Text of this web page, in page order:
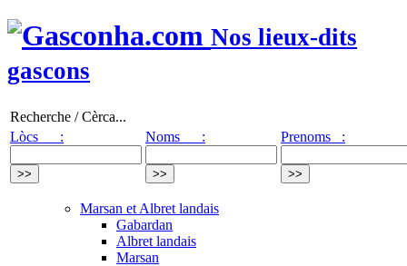
Nos lieux-dits
gascons
Recherche / Cèrca...
Lòcs :
Noms : Prenoms :
Marsan et Albret landais
Gabardan
Albret landais
Marsan